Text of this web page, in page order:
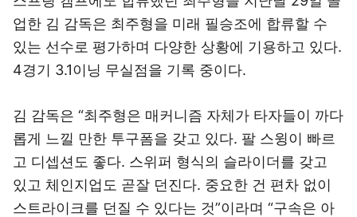
업한 김 감독은 최주형을 미래 필승조에 합류할 수
있는 선수로 평가하며 다양한 상황에 기용하고 있다.
4경기 3.1이닝 무실점을 기록 중이다.
김 감독은 “최주형은 매커니즘 자체가 타자들이 까다
롭게 느낄 만한 투구폼을 갖고 있다. 팔 스윙이 빠르
고 디셉션도 좋다. 스위퍼 형식의 슬라이더를 갖고
있고 체인지업도 곧잘 던진다. 중요한 건 편차 없이
스트라이크를 던질 수 있다는 것”이라며 “구속은 아